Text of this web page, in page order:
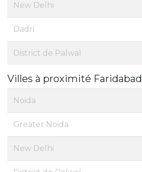
New Delhi
Dadri
District de Palwal
Villes à proximité Faridabad
Noida
Greater Noida
New Delhi